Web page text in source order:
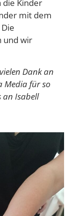
die Kinder
mit dem
und wir
Dank an
Media für so
an Isabell